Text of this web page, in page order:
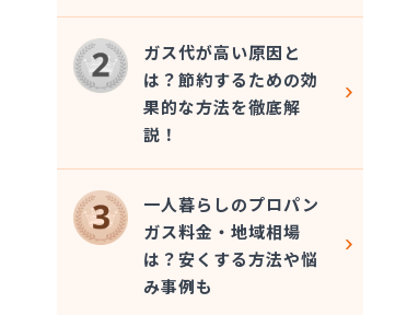
ガス代が高い原因と
は？節約するための効
果的な方法を徹底解
説！
一人暮らしのプロパン
ガス料金・地域相場
は？安くする方法や悩
み事例も